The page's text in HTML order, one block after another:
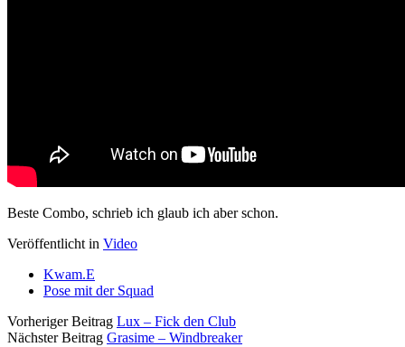
Beste Combo, schrieb ich glaub ich aber schon.
Veröffentlicht in Video
Kwam.E
Pose mit der Squad
Vorheriger Beitrag Lux – Fick den Club
Nächster Beitrag Grasime – Windbreaker